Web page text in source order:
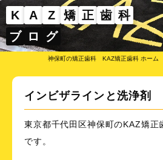
K A Z 矯 正 歯 科
ブ ロ グ
神保町の矯正歯科 KAZ矯正歯科 ホーム
インビザラインと洗浄剤
東京都千代田区神保町のKAZ矯正
です。
矯正装置のご紹介
その他